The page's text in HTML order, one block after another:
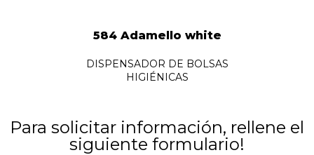
584 Adamello white
DISPENSADOR DE BOLSAS
HIGIÉNICAS
Para solicitar información, rellene el
siguiente formulario!